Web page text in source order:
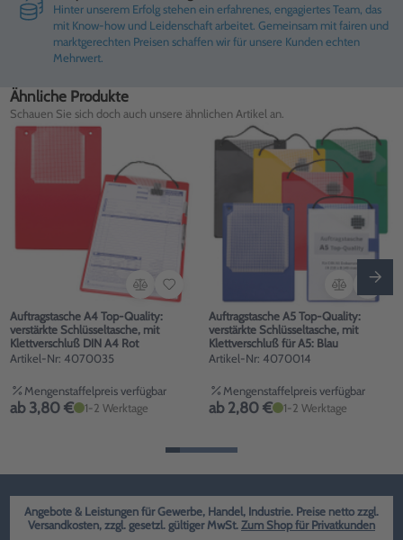
Hinter unserem Erfolg stehen ein erfahrenes, engagiertes Team, das
mit Know-how und Leidenschaft arbeitet. Gemeinsam mit fairen und
marktgerechten Preisen schaffen wir für unsere Kunden echten
Mehrwert.
Ähnliche Produkte
Schauen Sie sich doch auch unsere ähnlichen Artikel an.
Auftragstasche A4 Top-Quality:
verstärkte Schlüsseltasche, mit
Klettverschluß DIN A4 Rot
Artikel-Nr: 4070035
Mengenstaffelpreis verfügbar
ab 3,80 € 1-2 Werktage
Auftragstasche A5 Top-Quality:
verstärkte Schlüsseltasche, mit
Klettverschluß für A5: Blau
Artikel-Nr: 4070014
Mengenstaffelpreis verfügbar
ab 2,80 € 1-2 Werktage
Angebote & Leistungen für Gewerbe, Handel, Industrie. Preise netto zzgl.
Versandkosten, zzgl. gesetzl. gültiger MwSt. Zum Shop für Privatkunden